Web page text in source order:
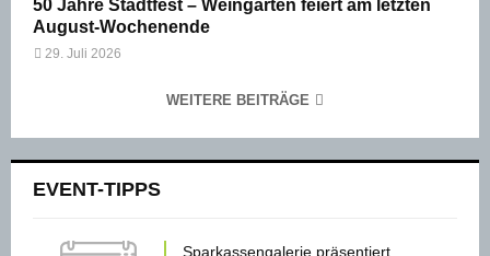
50 Jahre Stadtfest – Weingarten feiert am letzten
August-Wochenende
29. Juli 2026
WEITERE BEITRÄGE
EVENT-TIPPS
Sparkassengalerie präsentiert